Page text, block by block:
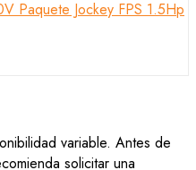
variable. Antes de
solicitar una